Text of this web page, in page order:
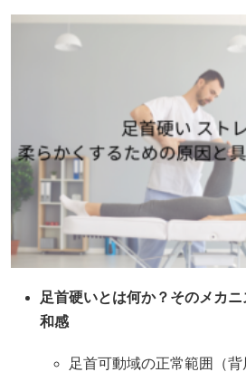
足首硬いとは何か？そのメカ
和感
足首可動域の正常範囲（背